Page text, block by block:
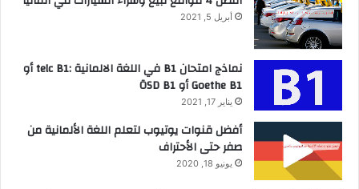
أبريل 5, 2021
نماذج امتحان B1 في اللغة الالمانية :telc B1 أو
Goethe B1 أو ÖSD B1
يناير 17, 2021
أفضل قنوات يوتيوب لتعلم اللغة الألمانية من
صفر حتى الأحتراف
يونيو 18, 2020